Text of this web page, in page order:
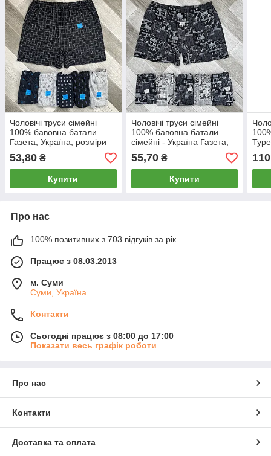
Чоловічі труси сімейні
100% бавовна батали
Газета, Україна, розміри
56-64, асорті, 02138
53,80 ₴
Купити
Чоловічі труси сімейні
100% бавовна батали
сімейні - Україна Газета,
розміри 58-62, асорті,
07649
55,70₴
Купити
(58-
Про нас
100% позитивних з 703 відгуків за рік
Працює з 08.03.2013
м. Суми
Суми, Україна
Контакти
Сьогодні працює з 08:00 до 17:00
Показати весь графік роботи
Про нас
Контакти
Доставка та оплата